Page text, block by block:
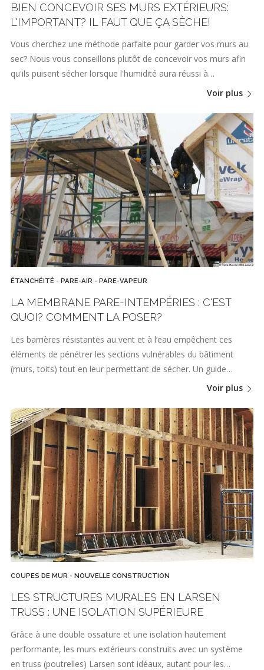
BIEN CONCEVOIR SES MURS EXTÉRIEURS:
L'IMPORTANT? IL FAUT QUE ÇA SÈCHE!
Vous cherchez une méthode parfaite pour garder vos murs au
sec? Nous vous conseillons plutôt de concevoir vos murs afin
qu'ils puisent sécher lorsque l'humidité aura réussi à…
Voir plus
ÉTANCHÉITÉ - PARE-AIR - PARE-VAPEUR
LA MEMBRANE PARE-INTEMPÉRIES : C'EST
QUOI? COMMENT LA POSER?
Les barrières résistantes au vent et à l’eau empêchent ces
éléments de pénétrer les sections vulnérables du bâtiment
(murs, toits) tout en leur permettant de sécher. Un guide…
Voir plus
COUPES DE MUR - NOUVELLE CONSTRUCTION
LES STRUCTURES MURALES EN LARSEN
TRUSS : UNE ISOLATION SUPÉRIEURE
Grâce à une double ossature et une isolation hautement
performante, les murs extérieurs construits avec un système
en truss (poutrelles) Larsen sont idéaux, autant pour les…